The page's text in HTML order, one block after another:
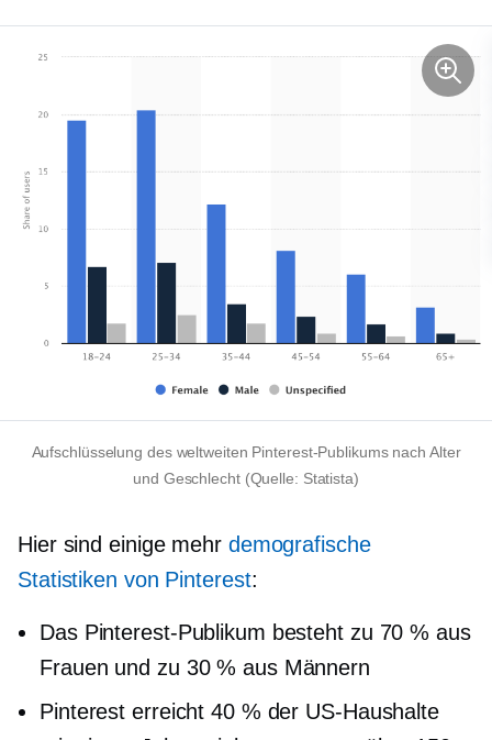
Aufschlüsselung des weltweiten Pinterest-Publikums nach Alter
und Geschlecht (Quelle: Statista)
Hier sind einige mehr demografische
Statistiken von Pinterest:
Das Pinterest-Publikum besteht zu 70 % aus
Frauen und zu 30 % aus Männern
Pinterest erreicht 40 % der US-Haushalte